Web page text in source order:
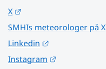
X
SMHIs meteorologer på X
Linkedin
Instagram